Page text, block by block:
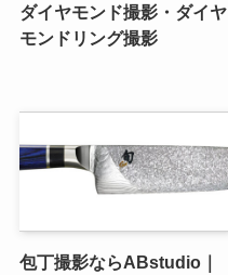
ダイヤモンド撮影・ダイヤ
モンドリング撮影
包丁撮影ならABstudio｜